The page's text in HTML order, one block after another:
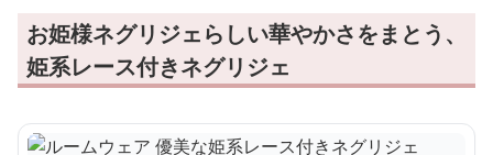
お姫様ネグリジェらしい華やかさをまとう、
姫系レース付きネグリジェ